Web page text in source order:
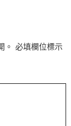
。 必填欄位標示